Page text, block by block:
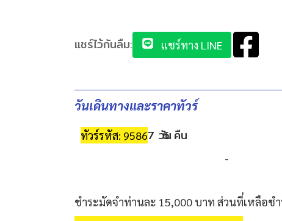
แชร์ไว้กันลืม: แชร์ทาง LINE
วันเดินทางและราคาทัวร์
ทัวร์รหัส: 95867 วัน6 คืน
-
ชำระมัดจำท่านละ 15,000 บาท ส่วนที่เหลือช